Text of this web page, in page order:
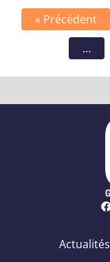
« Précédent
…
Actualités